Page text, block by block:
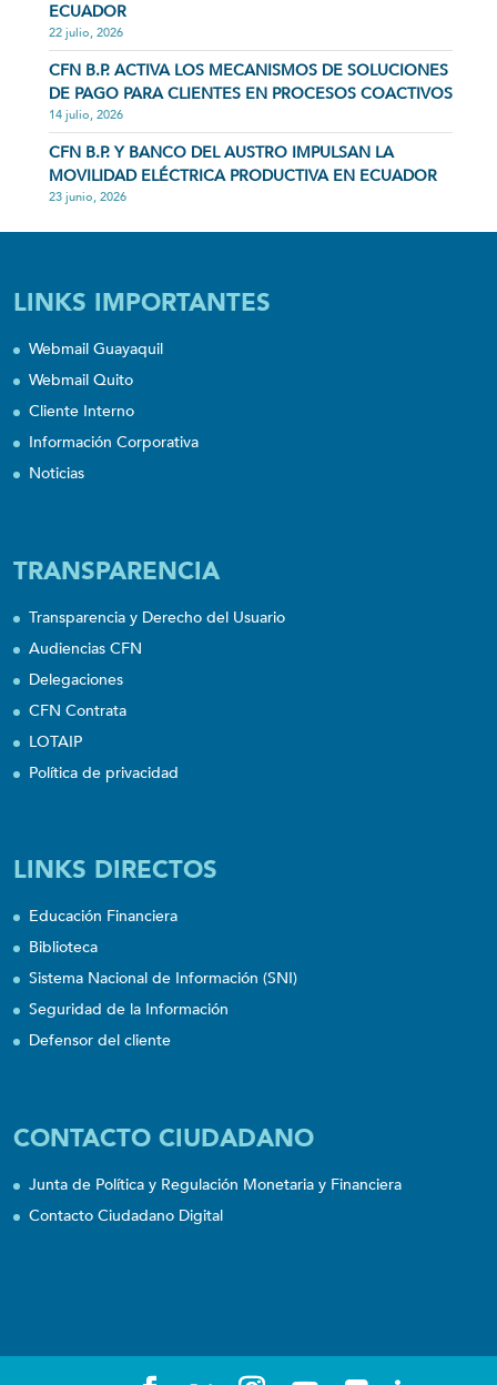
ECUADOR
22 julio, 2026
CFN B.P. ACTIVA LOS MECANISMOS DE SOLUCIONES
DE PAGO PARA CLIENTES EN PROCESOS COACTIVOS
14 julio, 2026
CFN B.P. Y BANCO DEL AUSTRO IMPULSAN LA
MOVILIDAD ELÉCTRICA PRODUCTIVA EN ECUADOR
23 junio, 2026
LINKS IMPORTANTES
Webmail Guayaquil
Webmail Quito
Cliente Interno
Información Corporativa
Noticias
TRANSPARENCIA
Transparencia y Derecho del Usuario
Audiencias CFN
Delegaciones
CFN Contrata
LOTAIP
Política de privacidad
LINKS DIRECTOS
Educación Financiera
Biblioteca
Sistema Nacional de Información (SNI)
Seguridad de la Información
Defensor del cliente
CONTACTO CIUDADANO
Junta de Política y Regulación Monetaria y Financiera
Contacto Ciudadano Digital